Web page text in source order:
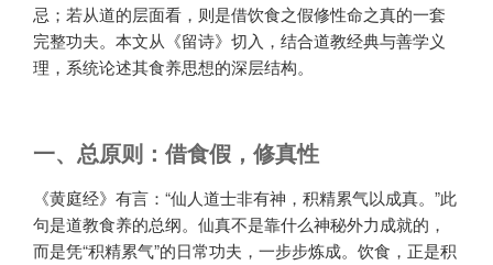
忌；若从道的层面看，则是借饮食之假修性命之真的一套
完整功夫。本文从《留诗》切入，结合道教经典与善学义
理，系统论述其食养思想的深层结构。
一、总原则：借食假，修真性
《黄庭经》有言：“仙人道士非有神，积精累气以成真。”此
句是道教食养的总纲。仙真不是靠什么神秘外力成就的，
而是凭“积精累气”的日常功夫，一步步炼成。饮食，正是积